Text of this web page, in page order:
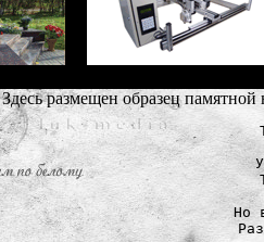
Здесь размещен образец
Но